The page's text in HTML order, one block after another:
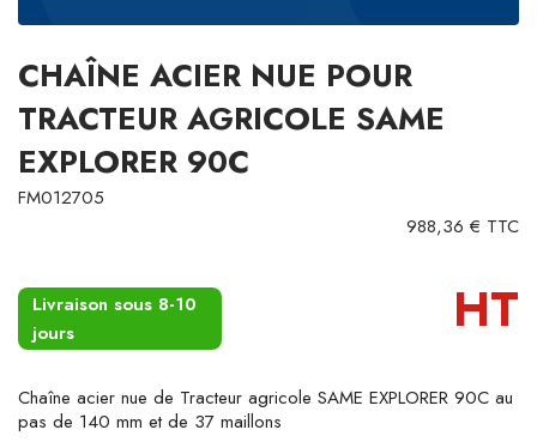
CHAÎNE ACIER NUE POUR
TRACTEUR AGRICOLE SAME
EXPLORER 90C
FM012705
988,36 € TTC
Livraison sous 8-10
jours
HT
Chaîne acier nue de Tracteur agricole SAME EXPLORER 90C au
pas de 140 mm et de 37 maillons